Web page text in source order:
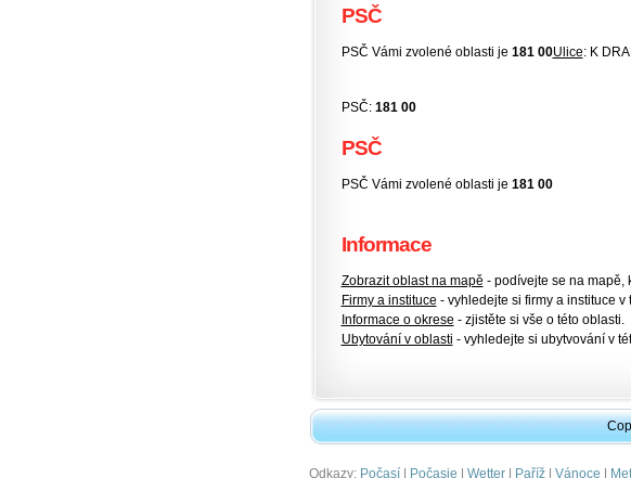
PSČ
PSČ Vámi zvolené oblasti je 181 00Ulice: K
PSČ: 181 00
PSČ
PSČ Vámi zvolené oblasti je 181 00
Informace
Zobrazit oblast na mapě - podívejte se na mapě,
Firmy a instituce - vyhledejte si firmy a instituce v
Informace o okrese - zjistěte si vše o této oblasti.
Ubytování v oblasti - vyhledejte si ubytvování v
Odkazy: Počasí| Počasie | Wetter| Paříž| Vánoce |